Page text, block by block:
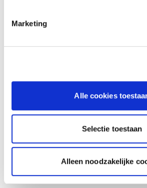
Marketing
Alle cookies
Selectie toestaan
Alleen noodzakelijke